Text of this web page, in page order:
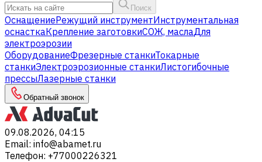
Поиск
ОснащениеРежущий инструментИнструментальная
оснасткаКрепление заготовкиСОЖ, маслаДля
электроэрозии
ОборудованиеФрезерные станкиТокарные
станкиЭлектроэрозионные станкиЛистогибочные
прессыЛазерные станки
Обратный звонок
09.08.2026, 04:15
Email: info@abamet.ru
Телефон: +77000226321